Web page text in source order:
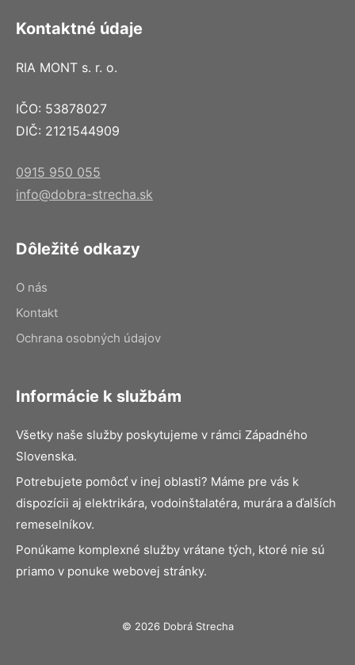
Kontaktné údaje
RIA MONT s. r. o.
IČO: 53878027
DIČ: 2121544909
0915 950 055
info@dobra-strecha.sk
Dôležité odkazy
O nás
Kontakt
Ochrana osobných údajov
Informácie k službám
Všetky naše služby poskytujeme v rámci Západného
Slovenska.
Potrebujete pomôcť v inej oblasti? Máme pre vás k
dispozícii aj elektrikára, vodoinštalatéra, murára a ďalších
remeselníkov.
Ponúkame komplexné služby vrátane tých, ktoré nie sú
priamo v ponuke webovej stránky.
© 2026 Dobrá Strecha